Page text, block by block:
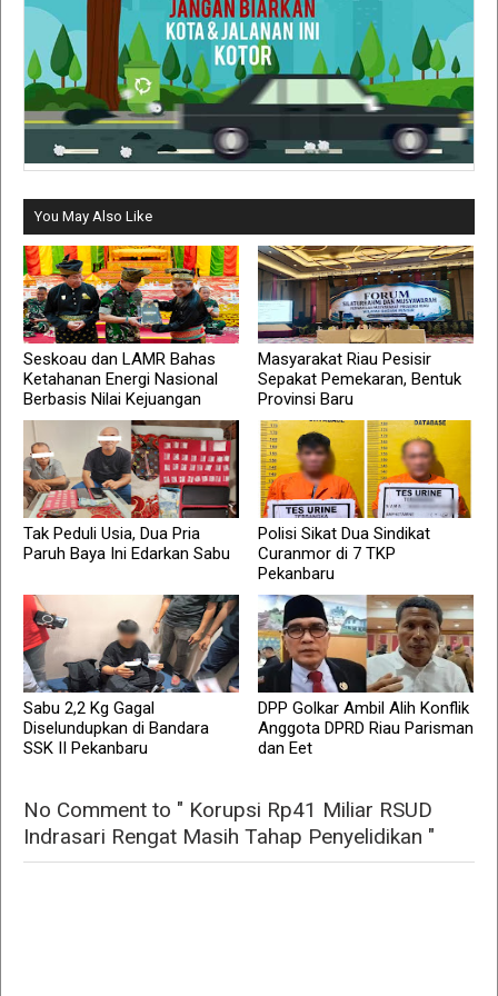
You May Also Like
Seskoau dan LAMR Bahas
Ketahanan Energi Nasional
Berbasis Nilai Kejuangan
Masyarakat Riau Pesisir
Sepakat Pemekaran, Bentuk
Provinsi Baru
Tak Peduli Usia, Dua Pria
Paruh Baya Ini Edarkan Sabu
Polisi Sikat Dua Sindikat
Curanmor di 7 TKP
Pekanbaru
Sabu 2,2 Kg Gagal
Diselundupkan di Bandara
SSK II Pekanbaru
DPP Golkar Ambil Alih Konflik
Anggota DPRD Riau Parisman
dan Eet
No Comment to " Korupsi Rp41 Miliar RSUD
Indrasari Rengat Masih Tahap Penyelidikan "